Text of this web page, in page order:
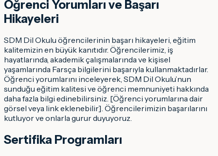
Öğrenci Yorumları ve Başarı
Hikayeleri
SDM Dil Okulu öğrencilerinin başarı hikayeleri, eğitim
kalitemizin en büyük kanıtıdır. Öğrencilerimiz, iş
hayatlarında, akademik çalışmalarında ve kişisel
yaşamlarında Farsça bilgilerini başarıyla kullanmaktadırlar.
Öğrenci yorumlarını inceleyerek, SDM Dil Okulu’nun
sunduğu eğitim kalitesi ve öğrenci memnuniyeti hakkında
daha fazla bilgi edinebilirsiniz. [Öğrenci yorumlarına dair
görsel veya link eklenebilir]. Öğrencilerimizin başarılarını
kutluyor ve onlarla gurur duyuyoruz.
Sertifika Programları